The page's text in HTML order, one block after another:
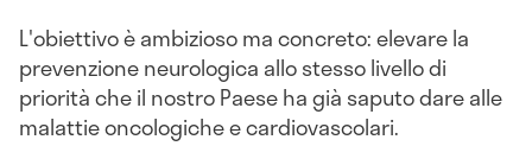
L'obiettivo è ambizioso ma concreto: elevare la
prevenzione neurologica allo stesso livello di
priorità che il nostro Paese ha già saputo dare alle
malattie oncologiche e cardiovascolari.